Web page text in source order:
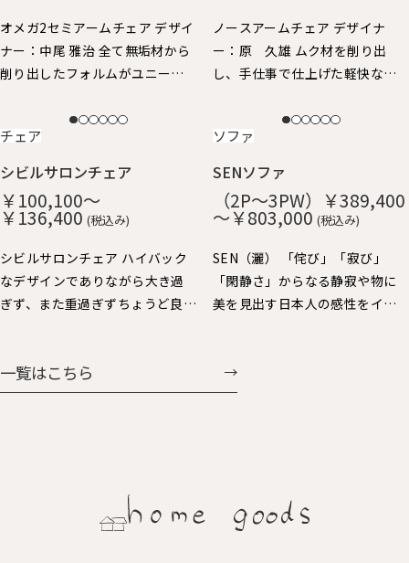
一覧はこちら
オメガ2セミアームチェア デザイ
ナー：中尾 雅治 全て無垢材から
削り出したフォルムがユニーク
りが優しい手触り。ゆったりと
した座り心地。 身体を包み込む
ようなアームと背、肘掛けはや
す。 肘をテーブルに掛ければ、
お掃除も楽々。 樹種：Ｒオー
ク、Ｗオーク、ウォルナット、Ｂ
チェリー 仕上：オイル仕上 張
地：Ａ～Ｇ布、Ｈ：革（2種類）
ノースアームチェア デザイナ
ー：原 久雄 ムク材を削り出
し、手仕事で仕上げた軽快なイ
な手触りと、ギリギリまで細身に
仕上げたフォルムが特徴で、 ア
ーム先端が手にしっくり馴染
み、ずっと触りたくなる心地よ
さです。 貼り込まれた大きなカ
ーブの背と座もゆったりと身体
を受け止めてくれます。 樹種：
Ｒオーク、Ｗオーク、ウォルナッ
ト、Ｂチェリー 仕上：オイル仕
￥107,327
NEW
チェア
シビルサロンチェア
￥100,100～
￥136,400 (税込み)
シビルサロンチェア ハイバック
なデザインでありながら大き過
ぎず、また重過ぎずちょうど良い
連続する美しさと、すっきりとし
た全体フォルムバランスや座り
ングチェア・イージーチェア展
開もされています。
NEW
ソファ
SENソファ
（2P～3PW）￥389,400
～￥803,000 (税込み)
SEN（灑） 「侘び」「寂び」
「閑静さ」からなる静寂や物に
美を見出す日本人の感性をイン
静かで大らかなスタイルを提案
します。